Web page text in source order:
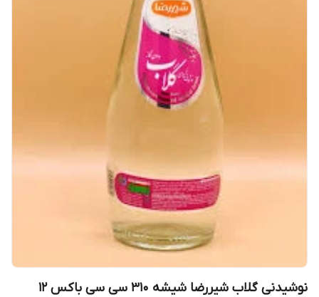
نوشیدنی گلاب شیررضا شیشه 310 سی سی باکس 12